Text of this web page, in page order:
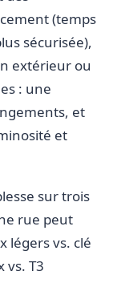
(temps
sécurisée),
extérieur ou
: une
et
et
sur trois
rue peut
légers vs. clé
vs. T3